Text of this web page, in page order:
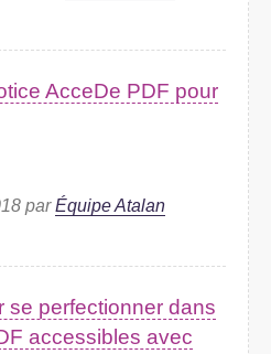
AcceDe PDF pour
parÉquipe Atalan
se perfectionner dans
accessibles avec